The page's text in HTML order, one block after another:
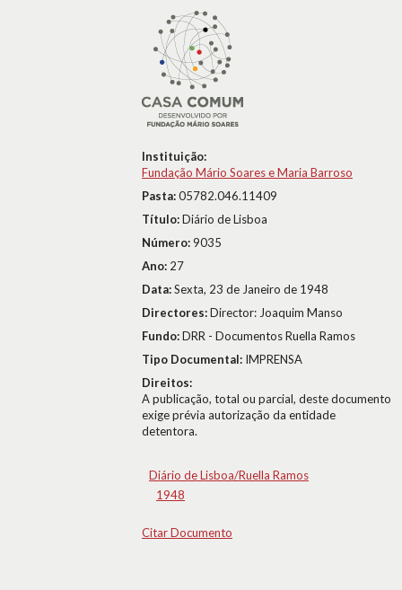
Instituição:
Fundação Mário Soares e Maria Barroso
Pasta:05782.046.11409
Título:Diário de Lisboa
Número:9035
Ano: 27
Data:Sexta, 23 de Janeiro de 1948
Directores:Director: Joaquim Manso
Fundo:DRR - Documentos Ruella Ramos
Tipo Documental: IMPRENSA
Direitos:
A publicação, total ou parcial, deste documento
exige prévia autorização da entidade
detentora.
Diário de Lisboa/Ruella Ramos
1948
Citar Documento